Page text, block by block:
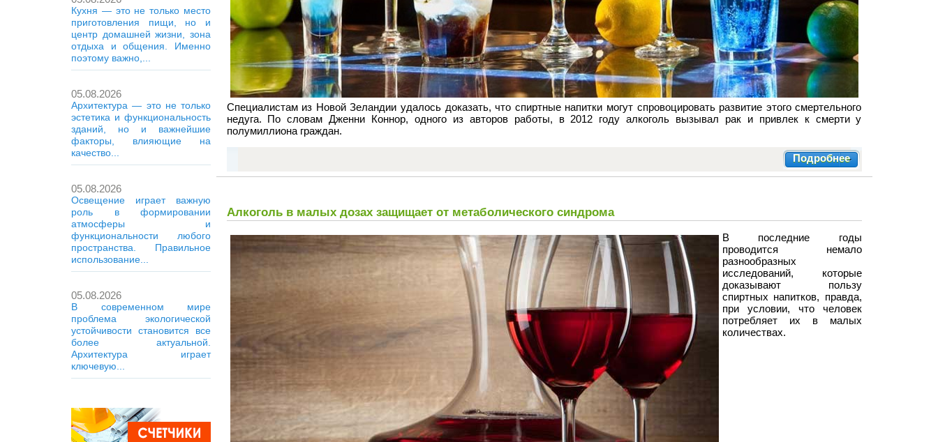
Кухня — это не только место
приготовления пищи, но и
центр домашней жизни, зона
отдыха и общения. Именно
поэтому важно,...
05.08.2026
Архитектура — это не только
эстетика и функциональность
зданий, но и важнейшие
факторы, влияющие на
качество...
05.08.2026
Освещение играет важную
роль в формировании
атмосферы и
функциональности любого
пространства. Правильное
использование...
05.08.2026
В современном мире
проблема экологической
устойчивости становится все
более актуальной.
Архитектура играет
ключевую...
Специалистам из Новой Зеландии удалось доказать, что спиртные напитки могут спровоцировать развитие этого смертельного
недуга. По словам Дженни Коннор, одного из авторов работы, в 2012 году алкоголь вызывал рак и привлек к смерти у
полумиллиона граждан.
Подробнее
Алкоголь в малых дозах защищает от метаболического синдрома
В последние годы
проводится немало
разнообразных
исследований, которые
доказывают пользу
спиртных напитков, правда,
при условии, что человек
потребляет их в малых
количествах.